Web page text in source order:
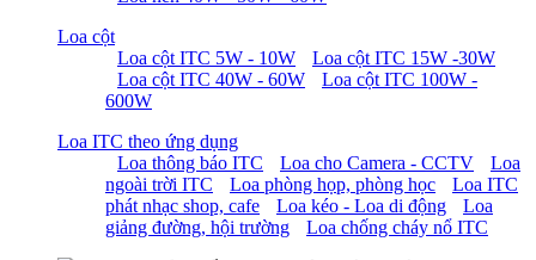
Loa cột
Loa cột ITC 5W - 10W
Loa cột ITC 15W -30W
Loa cột ITC 40W - 60W
Loa cột ITC 100W -
600W
Loa ITC theo ứng dụng
Loa thông báo ITC
Loa cho Camera - CCTV
Loa
ngoài trời ITC
Loa phòng họp, phòng học
Loa ITC
phát nhạc shop, cafe
Loa kéo - Loa di động
Loa
giảng đường, hội trường
Loa chống cháy nổ ITC